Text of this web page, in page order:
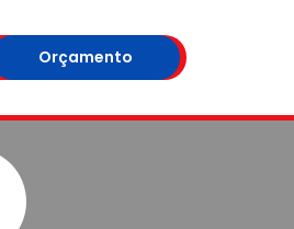
Orçamento